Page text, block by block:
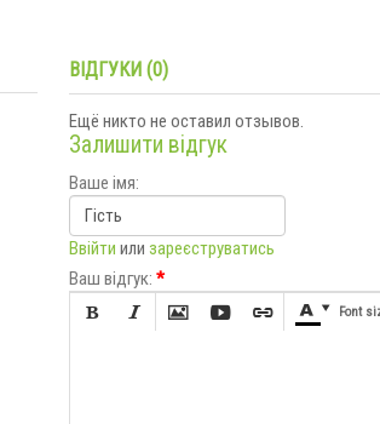
ВІДГУКИ (0)
Ещё никто не оставил отзывов.
Залишити відгук
Ваше імя:
Ввійти или зареєструватись
Ваш відгук: *

      Font